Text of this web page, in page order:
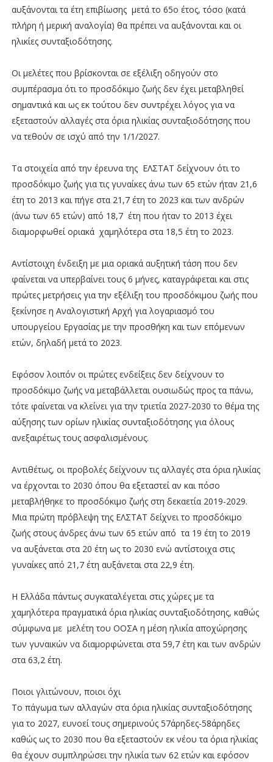
αυξάνονται τα έτη επιβίωσης μετά το 65ο έτος, τόσο (κατά
πλήρη ή μερική αναλογία) θα πρέπει να αυξάνονται και οι
ηλικίες συνταξιοδότησης.
Οι μελέτες που βρίσκονται σε εξέλιξη οδηγούν στο
συμπέρασμα ότι το προσδόκιμο ζωής δεν έχει μεταβληθεί
σημαντικά και ως εκ τούτου δεν συντρέχει λόγος για να
εξεταστούν αλλαγές στα όρια ηλικίας συνταξιοδότησης που
να τεθούν σε ισχύ από την 1/1/2027.
Τα στοιχεία από την έρευνα της ΕΛΣΤΑΤ δείχνουν ότι το
προσδόκιμο ζωής για τις γυναίκες άνω των 65 ετών ήταν 21,6
έτη το 2013 και πήγε στα 21,7 έτη το 2023 και των ανδρών
(άνω των 65 ετών) από 18,7 έτη που ήταν το 2013 έχει
διαμορφωθεί οριακά χαμηλότερα στα 18,5 έτη το 2023.
Αντίστοιχη ένδειξη με μια οριακά αυξητική τάση που δεν
φαίνεται να υπερβαίνει τους 6 μήνες, καταγράφεται και στις
πρώτες μετρήσεις για την εξέλιξη του προσδόκιμου ζωής που
ξεκίνησε η Αναλογιστική Αρχή για λογαριασμό του
υπουργείου Εργασίας με την προσθήκη και των επόμενων
ετών, δηλαδή μετά το 2023.
Εφόσον λοιπόν οι πρώτες ενδείξεις δεν δείχνουν το
προσδόκιμο ζωής να μεταβάλλεται ουσιωδώς προς τα πάνω,
τότε φαίνεται να κλείνει για την τριετία 2027-2030 το θέμα της
αύξησης των ορίων ηλικίας συνταξιοδότησης για όλους
ανεξαιρέτως τους ασφαλισμένους.
Αντιθέτως, οι προβολές δείχνουν τις αλλαγές στα όρια ηλικίας
να έρχονται το 2030 όπου θα εξεταστεί αν και πόσο
μεταβλήθηκε το προσδόκιμο ζωής στη δεκαετία 2019-2029.
Μια πρώτη πρόβλεψη της ΕΛΣΤΑΤ δείχνει το προσδόκιμο
ζωής στους άνδρες άνω των 65 ετών από τα 19 έτη το 2019
να αυξάνεται στα 20 έτη ως το 2030 ενώ αντίστοιχα στις
γυναίκες από 21,7 έτη αυξάνεται στα 22,9 έτη.
Η Ελλάδα πάντως συγκαταλέγεται στις χώρες με τα
χαμηλότερα πραγματικά όρια ηλικίας συνταξιοδότησης, καθώς
σύμφωνα με μελέτη του ΟΟΣΑ η μέση ηλικία αποχώρησης
των γυναικών να διαμορφώνεται στα 59,7 έτη και των ανδρών
στα 63,2 έτη.
Ποιοι γλιτώνουν, ποιοι όχι
Το πάγωμα των αλλαγών στα όρια ηλικίας συνταξιοδότησης
για το 2027, ευνοεί τους σημερινούς 57άρηδες-58άρηδες
καθώς ως το 2030 που θα εξεταστούν εκ νέου τα όρια ηλικίας
θα έχουν συμπληρώσει την ηλικία των 62 ετών και εφόσον